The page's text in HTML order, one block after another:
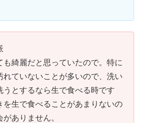
も綺麗だと思っていたので。特に
れていないことが多いので、洗い
うとするなら生で食べる時です
を生で食べることがあまりないの
ありません。